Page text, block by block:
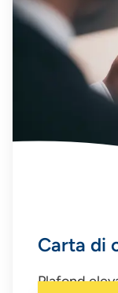
Carta di
Plafond